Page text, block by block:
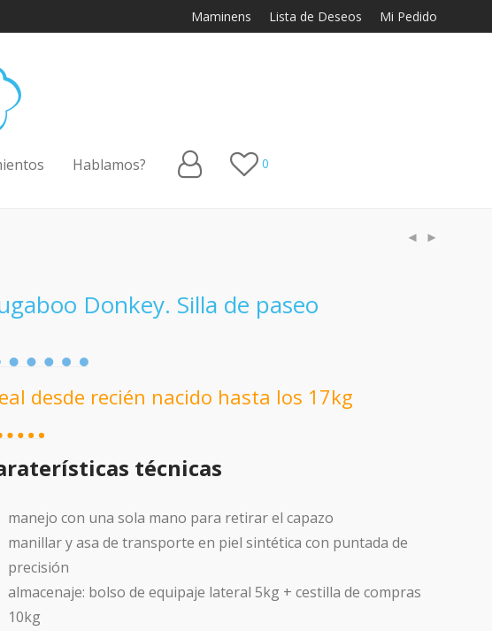
Maminens Lista de Deseos Mi Pedido
Hablamos? 0
Donkey. Silla de paseo
desde recién nacido hasta los 17kg
técnicas
manejo con una sola mano para retirar el capazo
manillar y asa de transporte en piel sintética con puntada de
precisión
almacenaje: bolso de equipaje lateral 5kg + cestilla de compras
10kg